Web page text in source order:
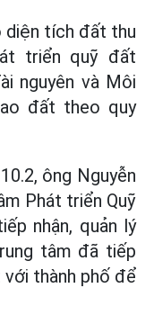
diện tích đất thu
triển quỹ đất
nguyên và Môi
đất theo quy
ông Nguyễn
Phát triển Quỹ
nhận, quản lý
tâm đã tiếp
với thành phố để